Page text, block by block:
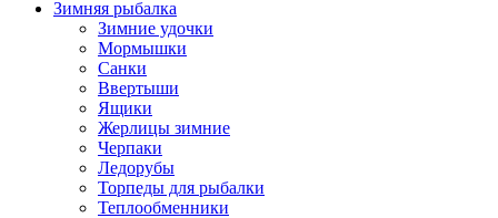
Зимняя рыбалка
Зимние удочки
Мормышки
Санки
Ввертыши
Ящики
Жерлицы зимние
Черпаки
Ледорубы
Торпеды для рыбалки
Теплообменники